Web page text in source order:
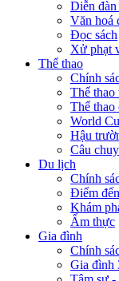
Diễn
Văn hoá
Đọc sách
Xử phạt
Thể thao
Chính
Thể thao
Thể thao
World
Hậu
Câu
Du lịch
Chính
Điểm đến
Khám
Ẩm thực
Gia đình
Chính
Gia đình